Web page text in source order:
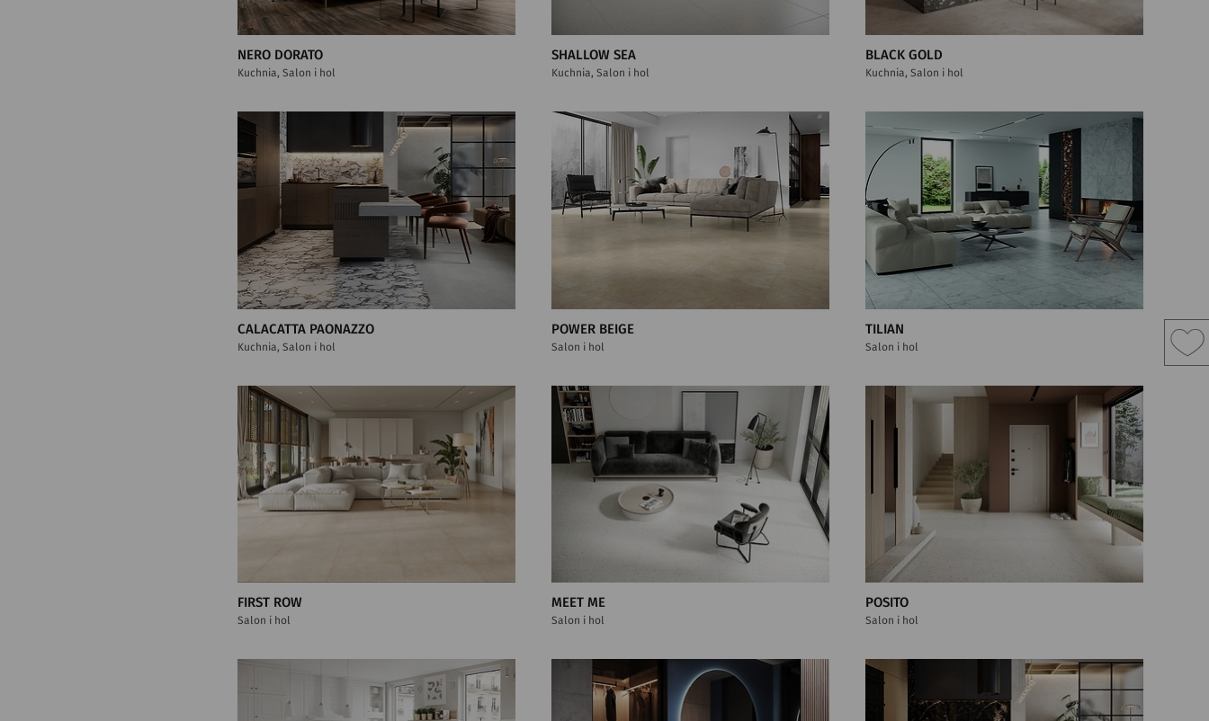
NERO DORATO
Kuchnia, Salon i hol
SHALLOW SEA
Kuchnia, Salon i hol
BLACK GOLD
Kuchnia, Salon i hol
CALACATTA PAONAZZO
Kuchnia, Salon i hol
POWER BEIGE
Salon i hol
TILIAN
Salon i hol
FIRST ROW
Salon i hol
MEET ME
Salon i hol
POSITO
Salon i hol